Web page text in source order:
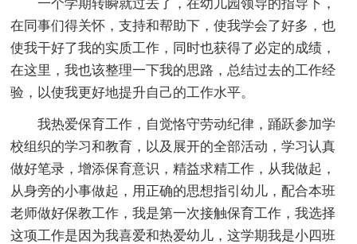
一个学期转瞬就过去了，在幼儿园领导的指导下，
在同事们得关怀，支持和帮助下，使我学会了好多，也
使我干好了我的实质工作，同时也获得了必定的成绩，
在这里，我也该整理一下我的思路，总结过去的工作经
验，以使我更好地提升自己的工作水平。
我热爱保育工作，自觉恪守劳动纪律，踊跃参加学
校组织的学习和教育，以及展开的全部活动，学习认真
做好笔录，增添保育意识，精益求精工作，从我做起，
从身旁的小事做起，用正确的思想指引幼儿，配合本班
老师做好保教工作，我是第一次接触保育工作，我选择
这项工作是因为我喜爱和热爱幼儿，这学期我是小四班